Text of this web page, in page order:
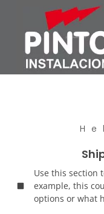
Use this section
example, this
options or what